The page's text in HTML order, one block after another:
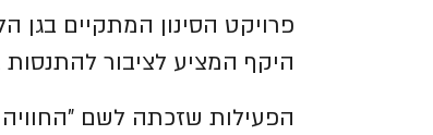
פרויקט הסינון המתקיים בגן
היקף המציע לציבור להתנסות
הפעילות שזכתה לשם "החוויה